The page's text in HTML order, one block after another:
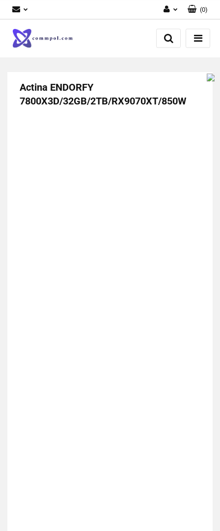
Zaloguj się
Zarejestruj się
(0)
Actina ENDORFY
7800X3D/32GB/2TB/RX9070XT/850W